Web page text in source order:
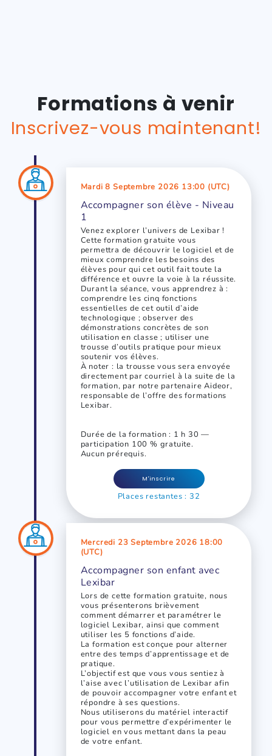
Formations à venir
Inscrivez-vous maintenant!
Mardi 8 Septembre 2026 13:00 (UTC)
Accompagner son élève - Niveau
1
Venez explorer l’univers de Lexibar !
Cette formation gratuite vous
permettra de découvrir le logiciel et de
mieux comprendre les besoins des
élèves pour qui cet outil fait toute la
différence et ouvre la voie à la réussite.
Durant la séance, vous apprendrez à :
comprendre les cinq fonctions
essentielles de cet outil d’aide
technologique ; observer des
démonstrations concrètes de son
utilisation en classe ; utiliser une
trousse d’outils pratique pour mieux
soutenir vos élèves.
À noter : la trousse vous sera envoyée
directement par courriel à la suite de la
formation, par notre partenaire Aideor,
responsable de l’offre des formations
Lexibar.
Durée de la formation : 1 h 30 —
participation 100 % gratuite.
Aucun prérequis.
M'inscrire
Places restantes : 32
Mercredi 23 Septembre 2026 18:00
(UTC)
Accompagner son enfant avec
Lexibar
Lors de cette formation gratuite, nous
vous présenterons brièvement
comment démarrer et paramétrer le
logiciel Lexibar, ainsi que comment
utiliser les 5 fonctions d’aide.
La formation est conçue pour alterner
entre des temps d’apprentissage et de
pratique.
L’objectif est que vous vous sentiez à
l’aise avec l’utilisation de Lexibar afin
de pouvoir accompagner votre enfant et
répondre à ses questions.
Nous utiliserons du matériel interactif
pour vous permettre d’expérimenter le
logiciel en vous mettant dans la peau
de votre enfant.